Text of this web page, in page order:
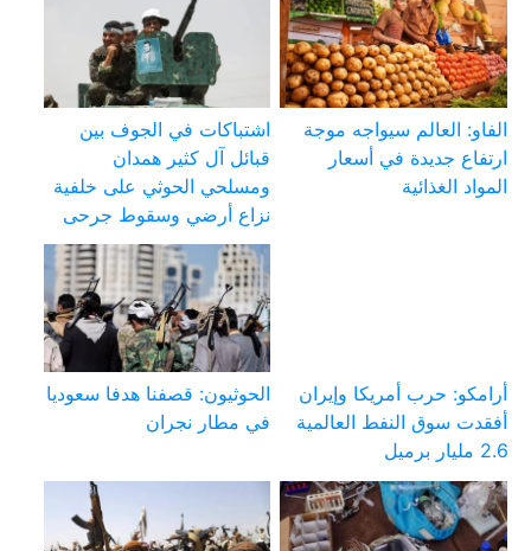
الفاو: العالم سيواجه موجة
ارتفاع جديدة في أسعار
المواد الغذائية
اشتباكات في الجوف بين
قبائل آل كثير همدان
ومسلحي الحوثي على خلفية
نزاع أرضي وسقوط جرحى
أرامكو: حرب أمريكا وإيران
أفقدت سوق النفط العالمية
2.6 مليار برميل
الحوثيون: قصفنا هدفا سعوديا
في مطار نجران